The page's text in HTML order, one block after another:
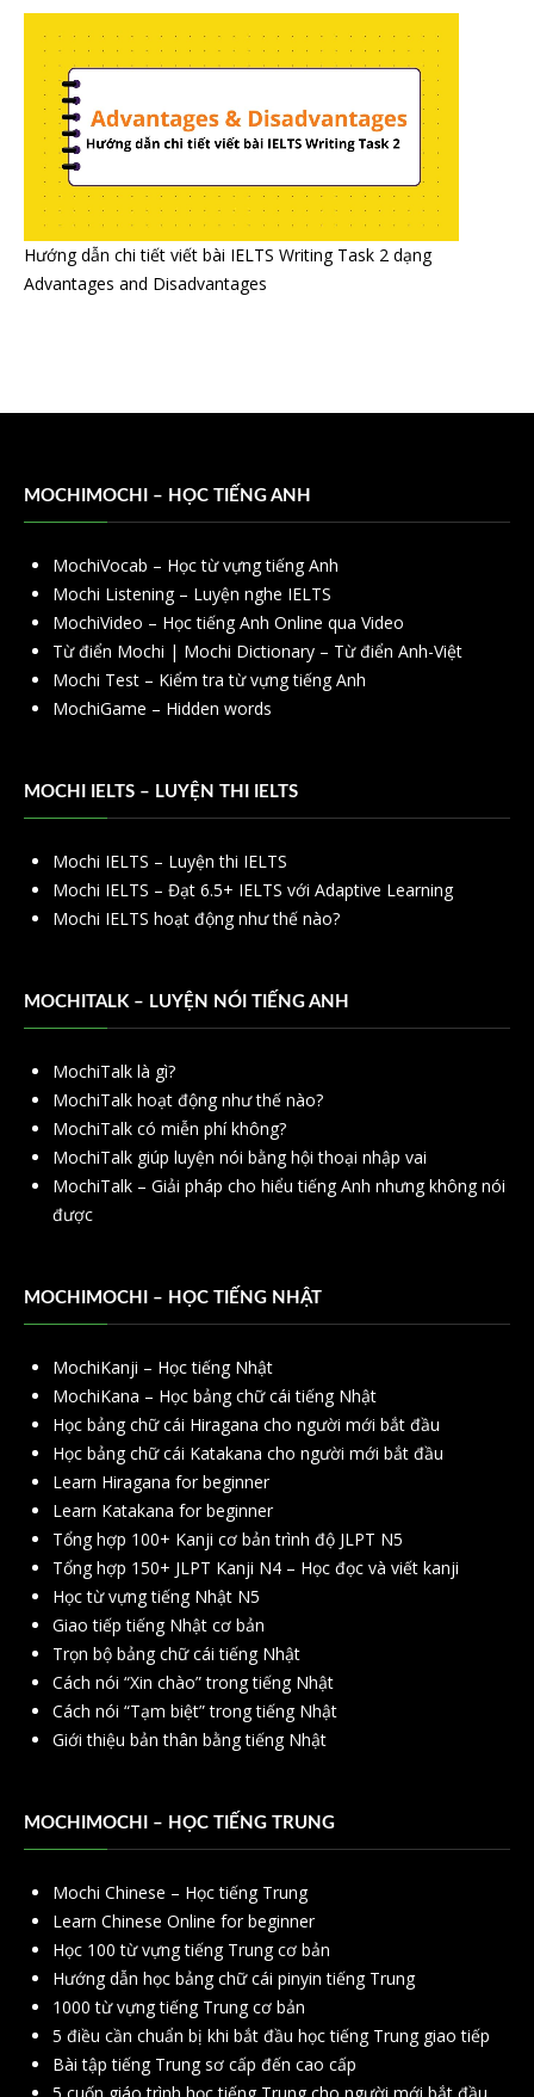
Hướng dẫn chi tiết viết bài IELTS Writing Task 2 dạng
Advantages and Disadvantages
MOCHIMOCHI – HỌC TIẾNG ANH
MochiVocab – Học từ vựng tiếng Anh
Mochi Listening – Luyện nghe IELTS
MochiVideo – Học tiếng Anh Online qua Video
Từ điển Mochi | Mochi Dictionary – Từ điển Anh-Việt
Mochi Test – Kiểm tra từ vựng tiếng Anh
MochiGame – Hidden words
MOCHI IELTS – LUYỆN THI IELTS
Mochi IELTS – Luyện thi IELTS
Mochi IELTS – Đạt 6.5+ IELTS với Adaptive Learning
Mochi IELTS hoạt động như thế nào?
MOCHITALK – LUYỆN NÓI TIẾNG ANH
MochiTalk là gì?
MochiTalk hoạt động như thế nào?
MochiTalk có miễn phí không?
MochiTalk giúp luyện nói bằng hội thoại nhập vai
MochiTalk – Giải pháp cho hiểu tiếng Anh nhưng không nói
được
MOCHIMOCHI – HỌC TIẾNG NHẬT
MochiKanji – Học tiếng Nhật
MochiKana – Học bảng chữ cái tiếng Nhật
Học bảng chữ cái Hiragana cho người mới bắt đầu
Học bảng chữ cái Katakana cho người mới bắt đầu
Learn Hiragana for beginner
Learn Katakana for beginner
Tổng hợp 100+ Kanji cơ bản trình độ JLPT N5
Tổng hợp 150+ JLPT Kanji N4 – Học đọc và viết kanji
Học từ vựng tiếng Nhật N5
Giao tiếp tiếng Nhật cơ bản
Trọn bộ bảng chữ cái tiếng Nhật
Cách nói “Xin chào” trong tiếng Nhật
Cách nói “Tạm biệt” trong tiếng Nhật
Giới thiệu bản thân bằng tiếng Nhật
MOCHIMOCHI – HỌC TIẾNG TRUNG
Mochi Chinese – Học tiếng Trung
Learn Chinese Online for beginner
Học 100 từ vựng tiếng Trung cơ bản
Hướng dẫn học bảng chữ cái pinyin tiếng Trung
1000 từ vựng tiếng Trung cơ bản
5 điều cần chuẩn bị khi bắt đầu học tiếng Trung giao tiếp
Bài tập tiếng Trung sơ cấp đến cao cấp